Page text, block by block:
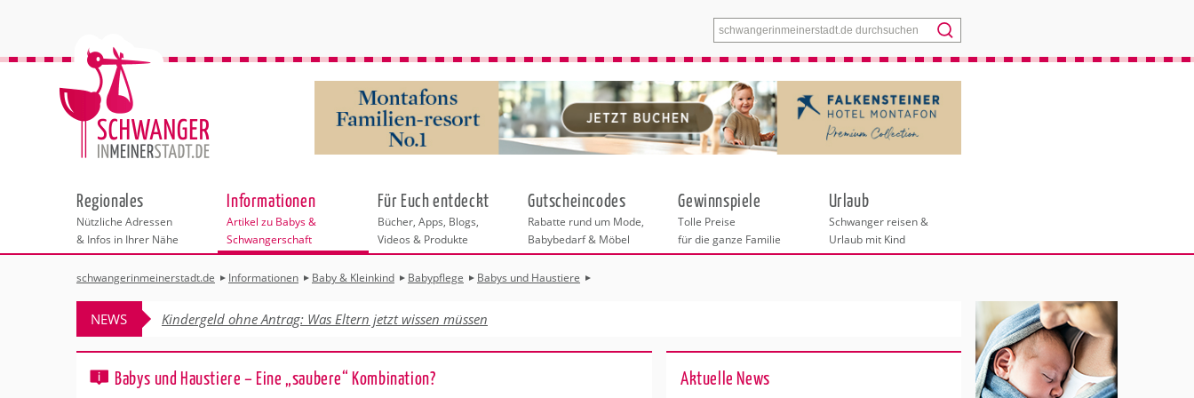
Menü
Regionales
Nützliche Adressen
& Infos in Ihrer Nähe
Städteauswahl
Bitte wählen Sie zuerst eine Stadt aus.
beziehen sich auf die ausgewählte Stadt.
Adressen
Behördengänge &
Informationen
Artikel zu Babys &
Schwangerschaft
Kinderwunsch
Schwangerschaft
Geburt
Stillen
Abstillen & Beikost
Sicherheit für Kinder
Sicherheit unterwegs
Ernährung bei Kindern
Für Euch entdeckt
Bücher, Apps, Blogs,
Videos & Produkte
Gutscheincodes
Rabatte rund um Mode,
Babybedarf & Möbel
Gewinnspiele
Tolle Preise
für die ganze Familie
Urlaub
Schwanger reisen &
Urlaub mit Kind
schwangerinmeinerstadt.de Informationen Baby & Kleinkind Babypflege Babys und Haustiere
NEWS Kindergeld ohne Antrag: Was Eltern jetzt wissen müssen
Babys und Haustiere – Eine „saubere“ Kombination? Ak­tu­el­le News